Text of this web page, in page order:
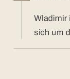
Wladimir
sich um